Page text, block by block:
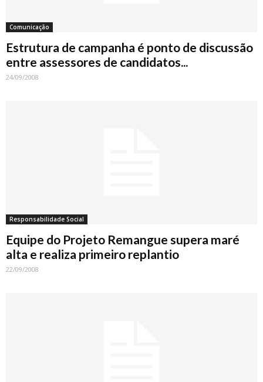
Comunicação
Estrutura de campanha é ponto de discussão
entre assessores de candidatos...
24/09/2008
Responsabilidade Social
Equipe do Projeto Remangue supera maré
alta e realiza primeiro replantio
22/09/2008